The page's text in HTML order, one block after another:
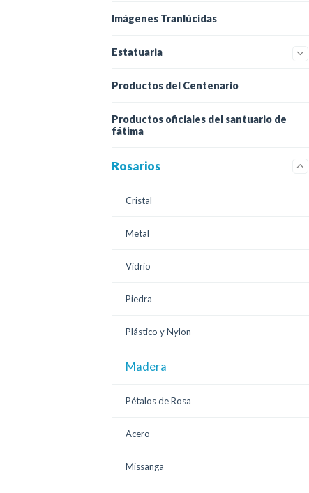
Imágenes Tranlúcidas
Estatuaria
Productos del Centenario
Productos oficiales del santuario de
fátima
Rosarios
Cristal
Metal
Vidrio
Piedra
Plástico y Nylon
Madera
Pétalos de Rosa
Acero
Missanga